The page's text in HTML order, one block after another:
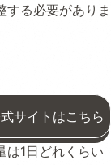
る必要がありま
サイトはこちら
は1日どれくらい